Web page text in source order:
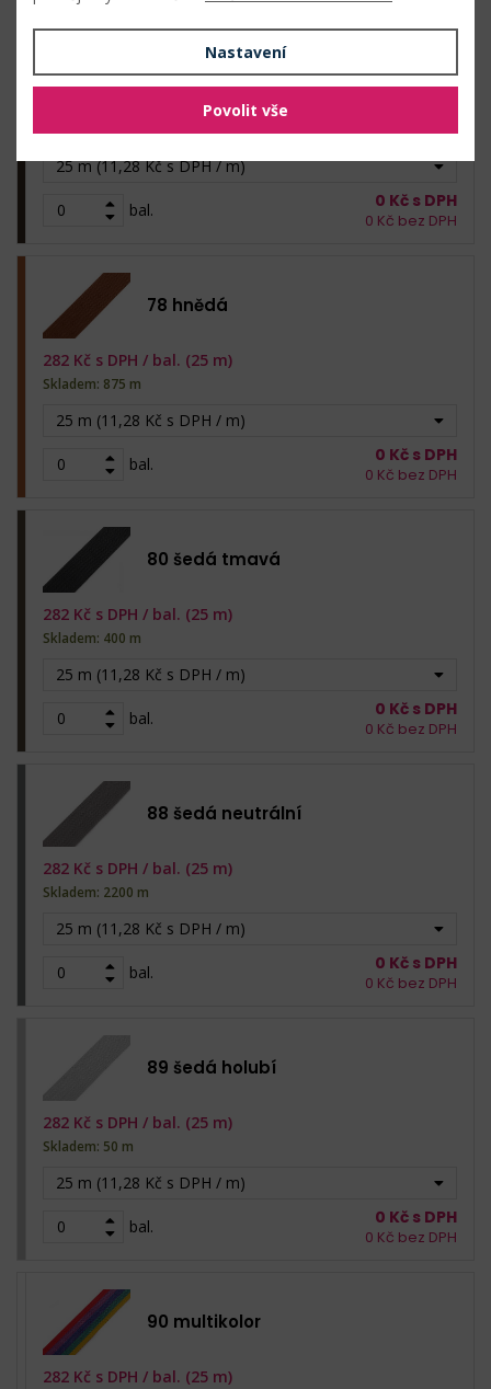
77 hnědá tmavá
25 m (11,28 Kč s DPH / m)
bal.
bal. (25 m)
Skladem: 475 m
0 Kč s DPH
0 Kč bez DPH
78 hnědá
25 m (11,28 Kč s DPH / m)
bal.
282 Kč s DPH / bal. (25 m)
Skladem: 875 m
0 Kč s DPH
0 Kč bez DPH
80 šedá tmavá
25 m (11,28 Kč s DPH / m)
bal.
282 Kč s DPH / bal. (25 m)
Skladem: 400 m
0 Kč s DPH
0 Kč bez DPH
88 šedá neutrální
25 m (11,28 Kč s DPH / m)
bal.
282 Kč s DPH / bal. (25 m)
Skladem: 2200 m
0 Kč s DPH
0 Kč bez DPH
89 šedá holubí
25 m (11,28 Kč s DPH / m)
bal.
282 Kč s DPH / bal. (25 m)
Skladem: 50 m
0 Kč s DPH
0 Kč bez DPH
90 multikolor
282 Kč s DPH / bal. (25 m)
Nastavení
Povolit vše